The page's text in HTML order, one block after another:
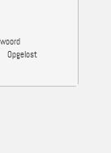
Opgelost